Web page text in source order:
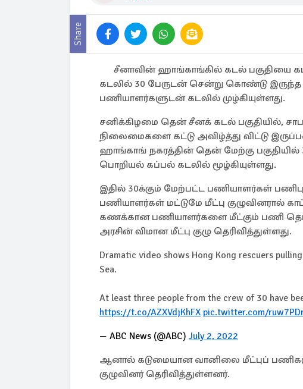
Share
சீனாவின் ஹாங்காங்கில் கடல் பகுதியை
கடலில் 30 பேருடன் சென்று கொண்டு
பணியாளர்களுடன் கடலில் முழ்கியுள்ளது.
சனிக்கிழமை தென் சீனக் கடல் பகுதியில்,
நிலைமைகளை கட்டு அவிழ்த்து விட்டு
ஹாங்காங் நகரத்தின் தென் மேற்கு
பொறியல் கப்பல் கடலில் மூழ்கியுள்ளது.
இதில் 30க்கும் மேற்பட்ட பணியாளர்கள்
பணியாளர்கள் மட்டுமே மீட்பு குழுவினரால்
கணக்கான பணியாளர்களை மீட்கும் பணி
அரசின் விமான மீட்பு குழு தெரிவித்துள்ளது.
Dramatic video shows Hong Kong rescuers
Sea.
At least three people from the crew of 30 have
https://t.co/AZXVdjKhFX pic.twitter.com/
— ABC News (@ABC) July 2, 2022
ஆனால் கடுமையான வானிலை மீட்புப்
குழுவினர் தெரிவித்துள்ளனர்.